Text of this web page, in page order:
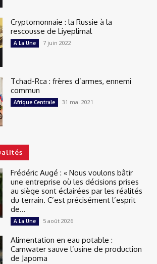
Cryptomonnaie : la Russie à la
rescousse de Liyeplimal
A La Une 7 juin 2022
Tchad-Rca : frères d’armes, ennemi
commun
Afrique Centrale 31 mai 2021
Frédéric Augé : « Nous voulons bâtir
une entreprise où les décisions prises
au siège sont éclairées par les réalités
du terrain. C’est précisément l’esprit
de...
A La Une 5 août 2026
Alimentation en eau potable :
Camwater sauve l’usine de production
de Japoma